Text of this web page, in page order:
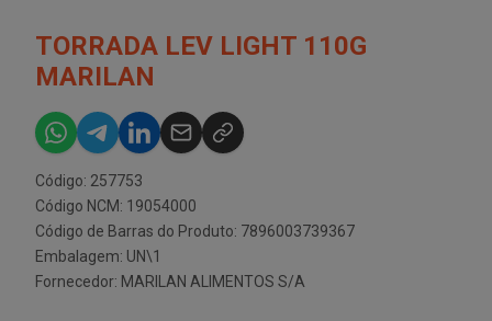
TORRADA LEV LIGHT 110G
MARILAN
Código: 257753
Código NCM: 19054000
Código de Barras do Produto: 7896003739367
Embalagem: UN\1
Fornecedor: MARILAN ALIMENTOS S/A